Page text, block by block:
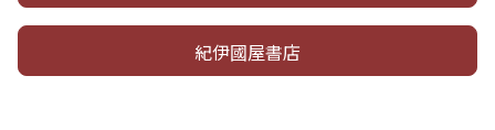
紀伊國屋書店